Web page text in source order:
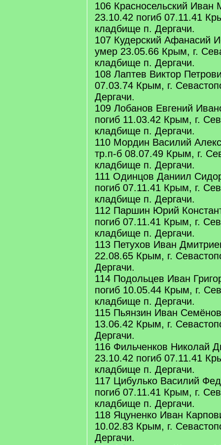
106 Красносельский Иван
23.10.42 погиб 07.11.41
кладбище п. Дергачи.
107 Кудерский Афанасий
умер 23.05.66 Крым, г.
кладбище п. Дергачи.
108 Лаптев Виктор
07.03.74 Крым, г.
Дергачи.
109 Лобанов Евгений
погиб 11.03.42 Крым, г.
кладбище п. Дергачи.
110 Мордин Василий
тр.п-б 08.07.49 Крым, г.
кладбище п. Дергачи.
111 Одинцов Даниил
погиб 07.11.41 Крым, г.
кладбище п. Дергачи.
112 Паршин Юрий
погиб 07.11.41 Крым, г.
кладбище п. Дергачи.
113 Петухов Иван
22.08.65 Крым, г.
Дергачи.
114 Подольцев Иван
погиб 10.05.44 Крым, г.
кладбище п. Дергачи.
115 Пьянзин Иван
13.06.42 Крым, г.
Дергачи.
116 Фильченков Николай
23.10.42 погиб 07.11.41
кладбище п. Дергачи.
117 Цибулько Василий
погиб 07.11.41 Крым, г.
кладбище п. Дергачи.
118 Яцуненко Иван
10.02.83 Крым, г.
Дергачи.